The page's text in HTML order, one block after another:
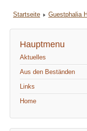
Startseite Guestphalia
Hauptmenu
Aktuelles
Aus den Beständen
Links
Home